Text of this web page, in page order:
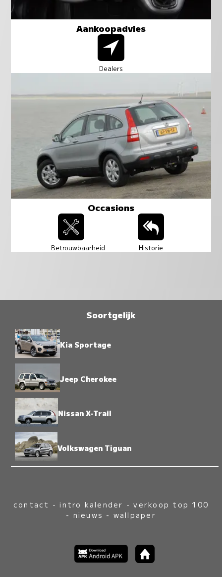
Aankoopadvies
Dealers
Occasions
Betrouwbaarheid Historie
Soortgelijk
Kia Sportage
Jeep Cherokee
Nissan X-Trail
Volkswagen Tiguan
contact -intro kalender -verkoop top 100
- nieuws - wallpaper